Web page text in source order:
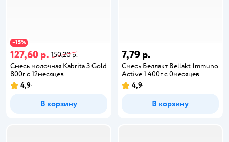
−15%
127,60 р. 150,20 р.
Смесь молочная Kabrita 3 Gold
800г с 12месяцев
4,9
В корзину
7,79 р.
Смесь Беллакт Bellakt Immuno
Active 1 400г с 0месяцев
4,9
В корзину